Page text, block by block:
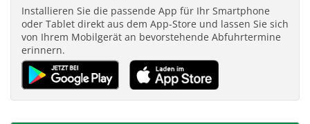
Installieren Sie die passende App für Ihr Smartphone
oder Tablet direkt aus dem App-Store und lassen Sie sich
von Ihrem Mobilgerät an bevorstehende Abfuhrtermine
erinnern.